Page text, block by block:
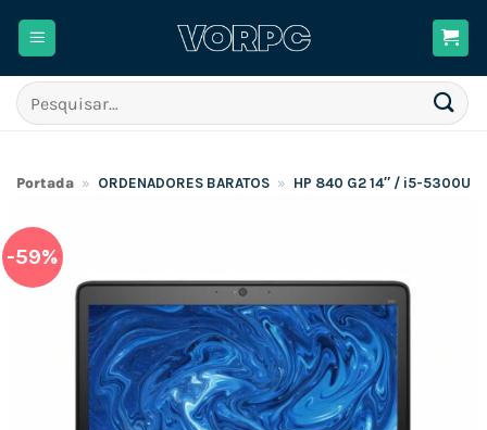
Pesquisar
por:
Portada » ORDENADORES BARATOS » HP 840 G2 14″ / i5-5300U /
-59%